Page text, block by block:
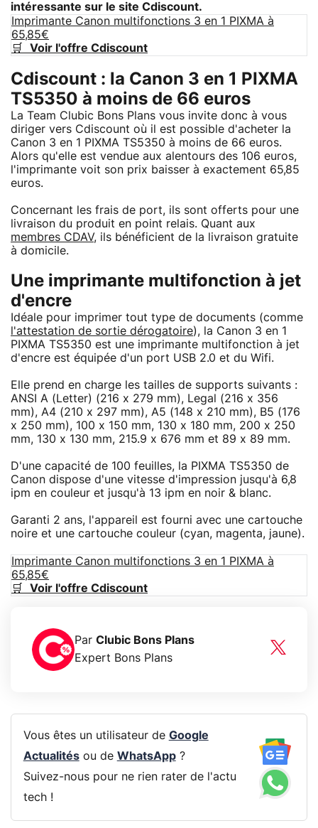
intéressante sur le site Cdiscount.
Imprimante Canon multifonctions 3 en 1 PIXMA à
65,85€
🛒 Voir l'offre Cdiscount
Cdiscount : la Canon 3 en 1 PIXMA
TS5350 à moins de 66 euros
La Team Clubic Bons Plans vous invite donc à vous
diriger vers Cdiscount où il est possible d'acheter la
Canon 3 en 1 PIXMA TS5350 à moins de 66 euros.
Alors qu'elle est vendue aux alentours des 106 euros,
l'imprimante voit son prix baisser à exactement 65,85
euros.
Concernant les frais de port, ils sont offerts pour une
livraison du produit en point relais. Quant aux
membres CDAV, ils bénéficient de la livraison gratuite
à domicile.
Une imprimante multifonction à jet
d'encre
Idéale pour imprimer tout type de documents (comme
l'attestation de sortie dérogatoire), la Canon 3 en 1
PIXMA TS5350 est une imprimante multifonction à jet
d'encre est équipée d'un port USB 2.0 et du Wifi.
Elle prend en charge les tailles de supports suivants :
ANSI A (Letter) (216 x 279 mm), Legal (216 x 356
mm), A4 (210 x 297 mm), A5 (148 x 210 mm), B5 (176
x 250 mm), 100 x 150 mm, 130 x 180 mm, 200 x 250
mm, 130 x 130 mm, 215.9 x 676 mm et 89 x 89 mm.
D'une capacité de 100 feuilles, la PIXMA TS5350 de
Canon dispose d'une vitesse d'impression jusqu'à 6,8
ipm en couleur et jusqu'à 13 ipm en noir & blanc.
Garanti 2 ans, l'appareil est fourni avec une cartouche
noire et une cartouche couleur (cyan, magenta, jaune).
Imprimante Canon multifonctions 3 en 1 PIXMA à
65,85€
🛒 Voir l'offre Cdiscount
Par Clubic Bons Plans
Expert Bons Plans
Vous êtes un utilisateur de Google
Actualitésou de WhatsApp?
Suivez-nous pour ne rien rater de l'actu
tech !